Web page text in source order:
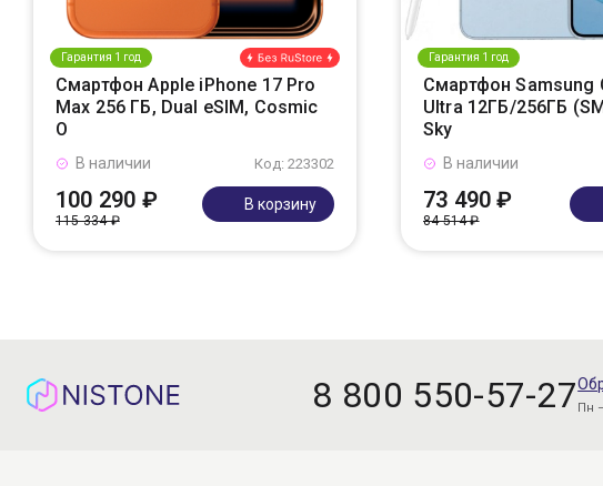
Гарантия 1 год
Смартфон Apple iPhone 17 Pro
Max 256 ГБ, Dual eSIM, Cosmic
O
Код: 223302
В наличии
100 290 ₽
115 334 ₽
В корзину
Гарантия 1 год
Смартфон Samsung
Ultra 12ГБ/256ГБ
Sky
В наличии
73 490 ₽
84 514 ₽
8 800 550-57-27Пн